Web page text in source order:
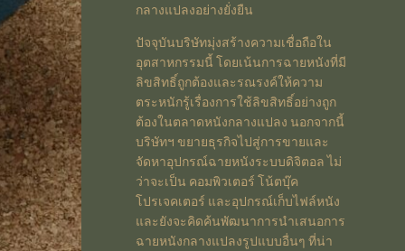
กลางแปลงอย่างยั่งยืน
ปัจจุบันบริษัทมุ่งสร้างความเชื่อถือใน
อุตสาหกรรมนี้ โดยเน้นการฉายหนังที่มี
ลิขสิทธิ์ถูกต้องและรณรงค์ให้ความ
ตระหนักรู้เรื่องการใช้ลิขสิทธิ์อย่างถูก
ต้องในตลาดหนังกลางแปลง นอกจากนี้
บริษัทฯ ขยายธุรกิจไปสู่การขายและ
จัดหาอุปกรณ์ฉายหนังระบบดิจิตอล ไม่
ว่าจะเป็น คอมพิวเตอร์ โน้ตบุ๊ค
โปรเจคเตอร์ และอุปกรณ์เก็บไฟล์หนัง
และยังจะคิดค้นพัฒนาการนำเสนอการ
ฉายหนังกลางแปลงรูปแบบอื่นๆ ที่น่า